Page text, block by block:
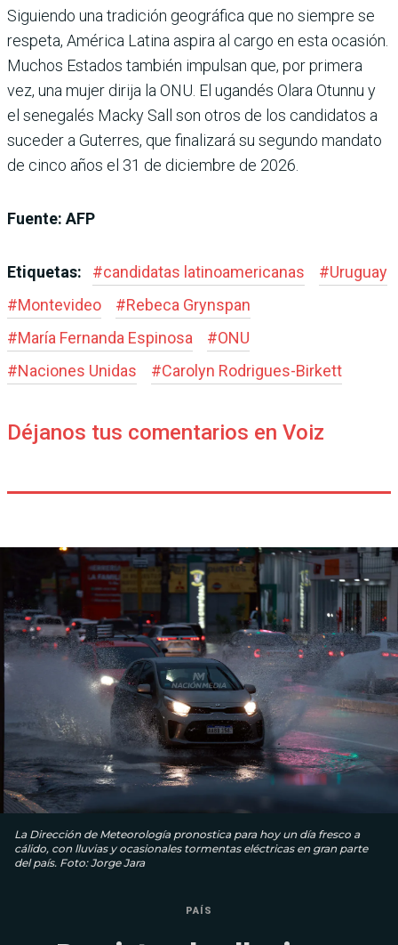
Siguiendo una tradición geográfica que no siempre se
respeta, América Latina aspira al cargo en esta ocasión.
Muchos Estados también impulsan que, por primera
vez, una mujer dirija la ONU. El ugandés Olara Otunnu y
el senegalés Macky Sall son otros de los candidatos a
suceder a Guterres, que finalizará su segundo mandato
de cinco años el 31 de diciembre de 2026.
Fuente: AFP
Etiquetas: #candidatas latinoamericanas #Uruguay
#Montevideo #Rebeca Grynspan
#María Fernanda Espinosa #ONU
#Naciones Unidas #Carolyn Rodrigues-Birkett
Déjanos tus comentarios en Voiz
La Dirección de Meteorología pronostica para hoy un día fresco a
cálido, con lluvias y ocasionales tormentas eléctricas en gran parte
del país. Foto: Jorge Jara
PAÍS